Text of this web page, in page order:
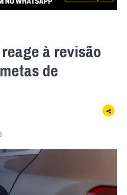
à revisão
de